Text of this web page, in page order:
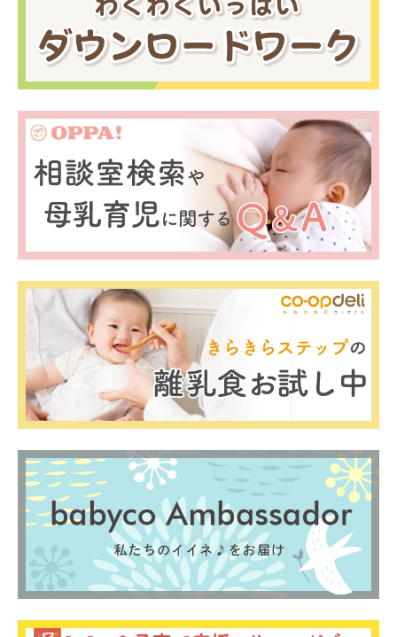
0歳 2歳 産後
妊娠後期／８〜10ヵ月
プレママ
キャンペーン 生後10〜11ヵ月
パパ
プレゼント